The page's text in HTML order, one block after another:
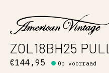
ZOL18BH25
€144,95 Op voorraad